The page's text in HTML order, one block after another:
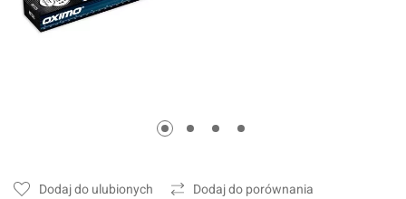
Dodaj do ulubionych Dodaj do porównania